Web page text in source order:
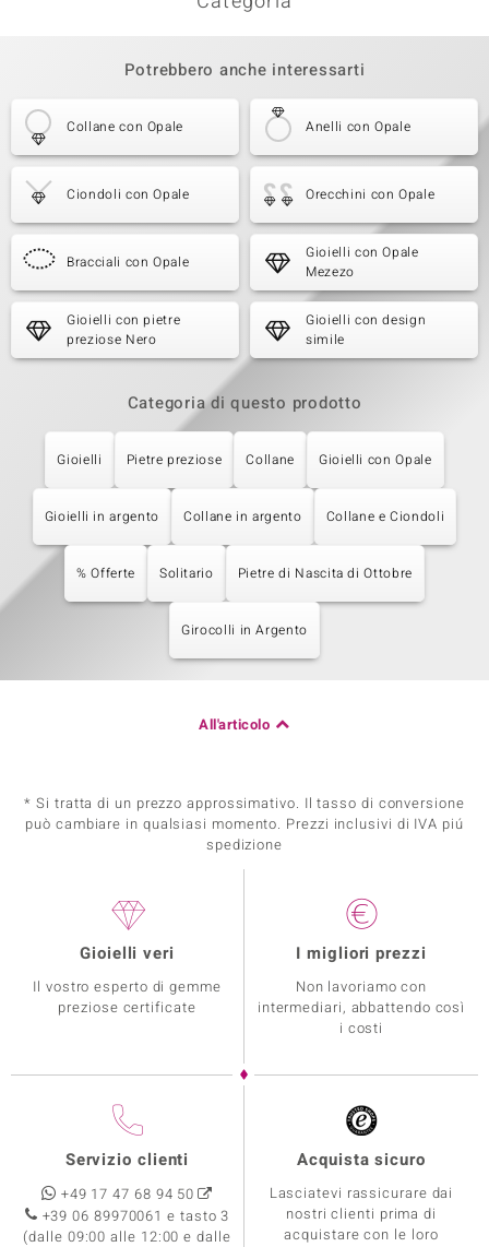
Potrebbero anche interessarti
Collane con Opale Anelli con Opale
Ciondoli con Opale Orecchini con Opale
Bracciali con Opale
Gioielli con Opale
Mezezo
Gioielli con pietre
preziose Nero
Gioielli con design
simile
Categoria di questo prodotto
Gioielli Pietre preziose Collane Gioielli con Opale
Gioielli in argento Collane in argento Collane e Ciondoli
% Offerte Solitario Pietre di Nascita di Ottobre
Girocolli in Argento
All'articolo
* Si tratta di un prezzo approssimativo. Il tasso di conversione
può cambiare in qualsiasi momento. Prezzi inclusivi di IVA piú
spedizione
Gioielli veri
Il vostro esperto di gemme
preziose certificate
I migliori prezzi
Non lavoriamo con
intermediari, abbattendo così
i costi
Servizio clienti
+49 17 47 68 94 50
+39 06 89970061 e tasto 3
(dalle 09:00 alle 12:00 e dalle
Acquista sicuro
Lasciatevi rassicurare dai
nostri clienti prima di
acquistare con le loro